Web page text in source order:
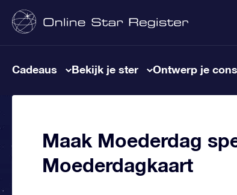
Cadeaus Bekijk je ster Ontwerp je
Maak Moederdag
Moederdagkaart